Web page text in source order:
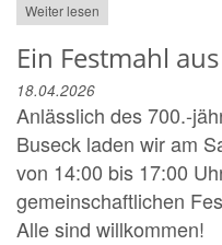
Weiter lesen
Ein Festmahl
18.04.2026
Anlässlich des 700.-
Buseck laden wir am
von 14:00 bis 17:00
gemeinschaftlichen
Alle sind willkommen!